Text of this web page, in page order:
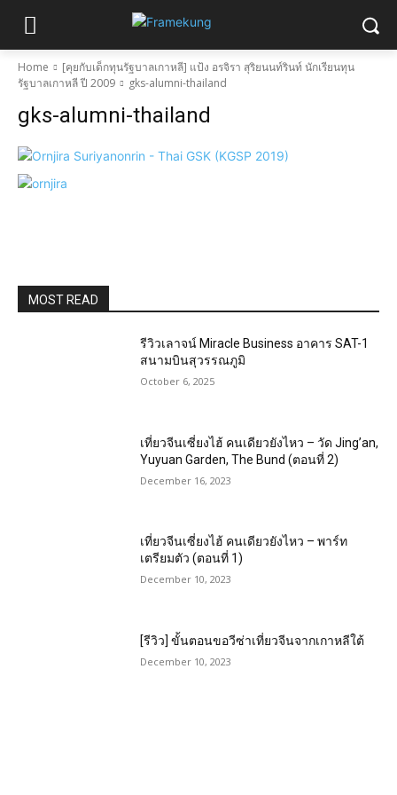
Home
[คุยกับเด็กทุนรัฐบาลเกาหลี] แป้ง อรจิรา สุริยนนท์รินท์ นักเรียนทุน
รัฐบาลเกาหลี ปี 2009
gks-alumni-thailand
gks-alumni-thailand
MOST READ
รีวิวเลาจน์ Miracle Business อาคาร SAT-1
สนามบินสุวรรณภูมิ
October 6, 2025
เที่ยวจีนเซี่ยงไฮ้ คนเดียวยังไหว – วัด Jing’an,
Yuyuan Garden, The Bund (ตอนที่ 2)
December 16, 2023
เที่ยวจีนเซี่ยงไฮ้ คนเดียวยังไหว – พาร์ท
เตรียมตัว (ตอนที่ 1)
December 10, 2023
[รีวิว] ขั้นตอนขอวีซ่าเที่ยวจีนจากเกาหลีใต้
December 10, 2023